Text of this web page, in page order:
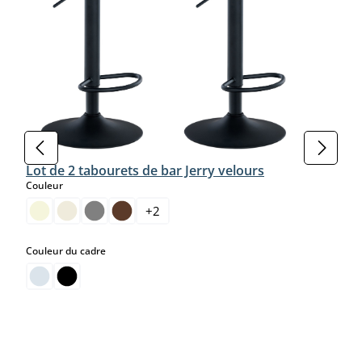
Lot de 2 tabourets de bar Jerry velours
Couleurselect
+2
Couleur du cadreselect